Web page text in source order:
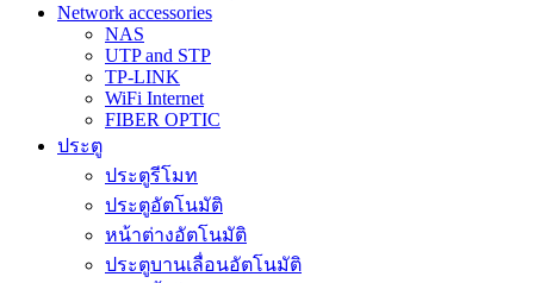
Network accessories
NAS
UTP and STP
TP-LINK
WiFi Internet
FIBER OPTIC
ประตู
ประตูรีโมท
ประตูอัตโนมัติ
หน้าต่างอัตโนมัติ
ประตูบานเลื่อนอัตโนมัติ